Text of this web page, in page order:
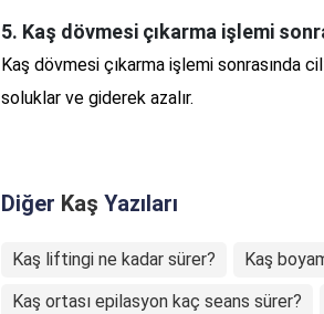
5. Kaş dövmesi çıkarma işlemi
Kaş dövmesi çıkarma işlemi sonrasında
soluklar ve giderek azalır.
Diğer Kaş Yazıları
Kaş liftingi ne kadar sürer?
Kaş
Kaş ortası epilasyon kaç seans sürer?